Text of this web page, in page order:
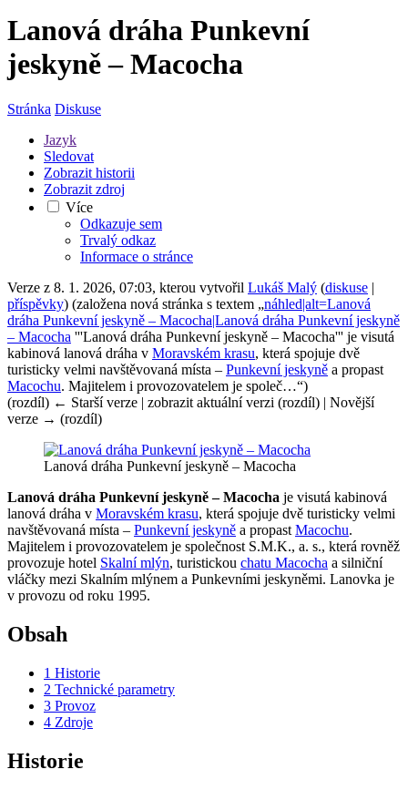
Lanová dráha Punkevní
jeskyně – Macocha
Stránka Diskuse
Jazyk
Sledovat
Zobrazit historii
Zobrazit zdroj
Více
Odkazuje sem
Trvalý odkaz
Informace o stránce
Verze z 8. 1. 2026, 07:03, kterou vytvořil Lukáš Malý (diskuse |
příspěvky) (založena nová stránka s textem „náhled|alt=Lanová
dráha Punkevní jeskyně – Macocha|Lanová dráha Punkevní jeskyně
– Macocha '''Lanová dráha Punkevní jeskyně – Macocha''' je visutá
kabinová lanová dráha v Moravském krasu, která spojuje dvě
turisticky velmi navštěvovaná místa – Punkevní jeskyně a propast
Macochu. Majitelem i provozovatelem je společ…“)
(rozdíl) ← Starší verze | zobrazit aktuální verzi (rozdíl) | Novější
verze → (rozdíl)
Lanová dráha Punkevní jeskyně – Macocha
Lanová dráha Punkevní jeskyně – Macocha je visutá kabinová
lanová dráha v Moravském krasu, která spojuje dvě turisticky velmi
navštěvovaná místa – Punkevní jeskyně a propast Macochu.
Majitelem i provozovatelem je společnost S.M.K., a. s., která rovněž
provozuje hotel Skalní mlýn, turistickou chatu Macocha a silniční
vláčky mezi Skalním mlýnem a Punkevními jeskyněmi. Lanovka je
v provozu od roku 1995.
Obsah
1 Historie
2 Technické parametry
3 Provoz
4 Zdroje
Historie